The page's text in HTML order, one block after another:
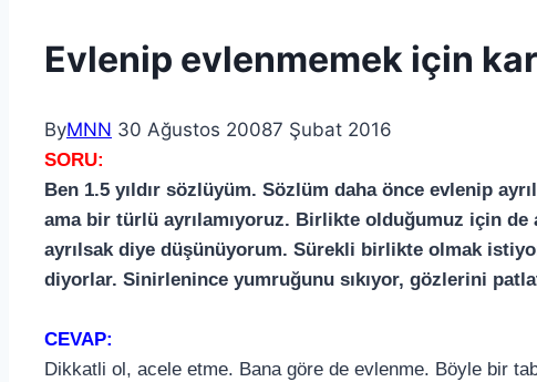
Evlenip evlenmemek için
ByMNN 30 Ağustos 20087 Şubat 2016
SORU:
Ben 1.5 yıldır sözlüyüm. Sözlüm daha önce evlenip
ama bir türlü ayrılamıyoruz. Birlikte olduğumuz için de
ayrılsak diye düşünüyorum. Sürekli birlikte olmak
diyorlar. Sinirlenince yumruğunu sıkıyor, gözlerini
CEVAP:
Dikkatli ol, acele etme. Bana göre de evlenme. Böyle bir